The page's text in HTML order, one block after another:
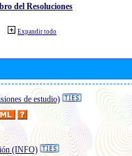
del Resoluciones
Expandir todo
de estudio)
(INFO)